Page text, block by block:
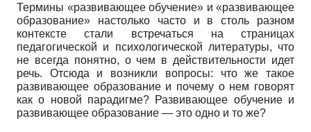
Термины «развивающее обучение» и «развивающее
образование» настолько часто и в столь разном
контексте стали встречаться на страницах
педагогической и психологической литературы, что
не всегда понятно, о чем в действительности идет
речь. Отсюда и возникли вопросы: что же такое
развивающее образование и почему о нем говорят
как о новой парадигме? Развивающее обучение и
развивающее образование — это одно и то же?